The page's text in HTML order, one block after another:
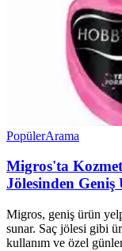
PopülerArama
Migros'ta
Jölesinden Geniş
Migros, geniş ürün
sunar. Saç jölesi gibi
kullanım ve özel